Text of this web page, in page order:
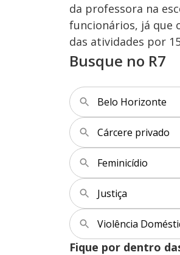
da professora na
funcionários, já que
das atividades por
Busque no R7
Belo Horizonte
Cárcere privado
Feminicídio
Justiça
Violência
Fique por dentro